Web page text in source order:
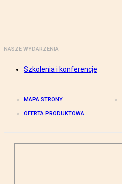
NASZE WYDARZENIA
Szkolenia i konferencje
MAPA STRONY
OFERTA PRODUKTOWA